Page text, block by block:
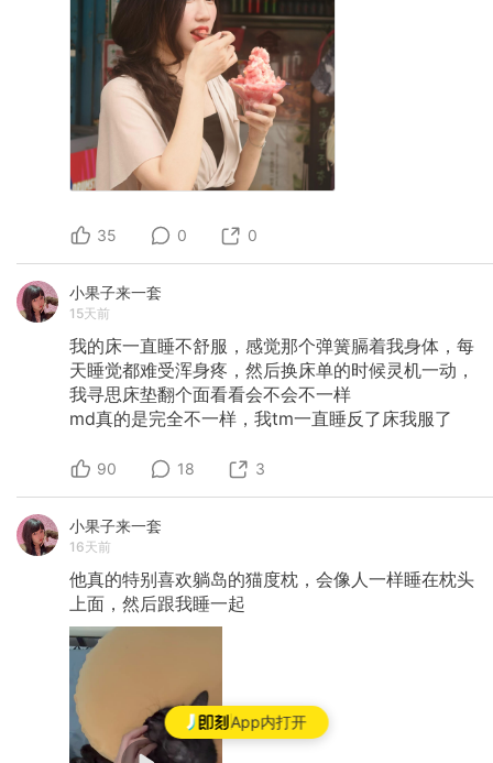
App内打开
35 0 0
小果子来一套
15天前
我的床一直睡不舒服，感觉那个弹簧膈着我身体，每
天睡觉都难受浑身疼，然后换床单的时候灵机一动，
我寻思床垫翻个面看看会不会不一样
md真的是完全不一样，我tm一直睡反了床我服了
90 18 3
小果子来一套
16天前
他真的特别喜欢躺岛的猫度枕，会像人一样睡在枕头
上面，然后跟我睡一起